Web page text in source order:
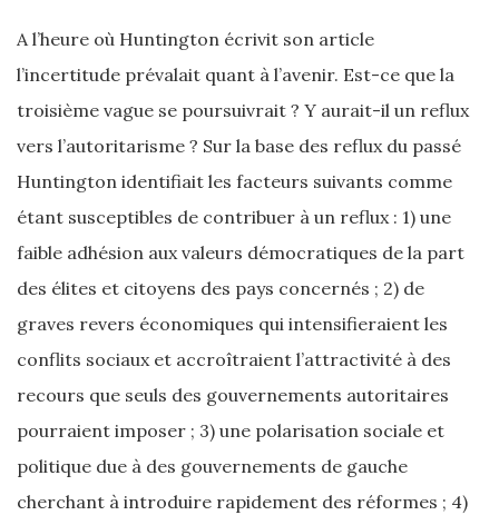
A l’heure où Huntington écrivit son article
l’incertitude prévalait quant à l’avenir. Est-ce que la
troisième vague se poursuivrait ? Y aurait-il un reflux
vers l’autoritarisme ? Sur la base des reflux du passé
Huntington identifiait les facteurs suivants comme
étant susceptibles de contribuer à un reflux : 1) une
faible adhésion aux valeurs démocratiques de la part
des élites et citoyens des pays concernés ; 2) de
graves revers économiques qui intensifieraient les
conflits sociaux et accroîtraient l’attractivité à des
recours que seuls des gouvernements autoritaires
pourraient imposer ; 3) une polarisation sociale et
politique due à des gouvernements de gauche
cherchant à introduire rapidement des réformes ; 4)